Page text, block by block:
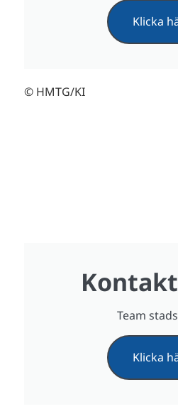
Klicka
© HMTG/KI
Team
Klicka